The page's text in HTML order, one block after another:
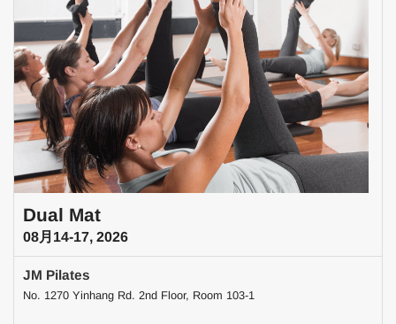
Dual Mat
08月14-17, 2026
JM Pilates
No. 1270 Yinhang Rd. 2nd Floor, Room 103-1